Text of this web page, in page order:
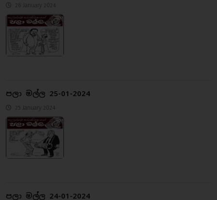
26 January 2024
පලා මල්ල 25-01-2024
25 January 2024
පලා මල්ල 24-01-2024